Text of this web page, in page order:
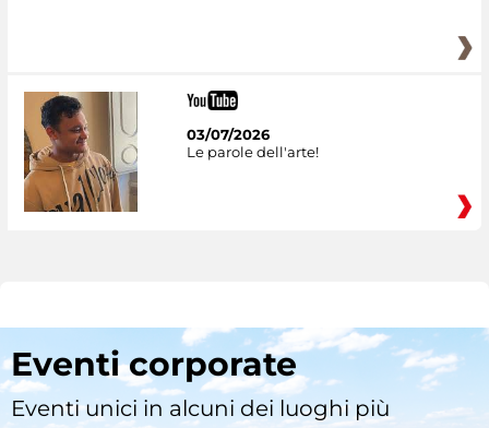
03/07/2026
Le parole dell'arte!
Eventi corporate
Eventi unici in alcuni dei luoghi più